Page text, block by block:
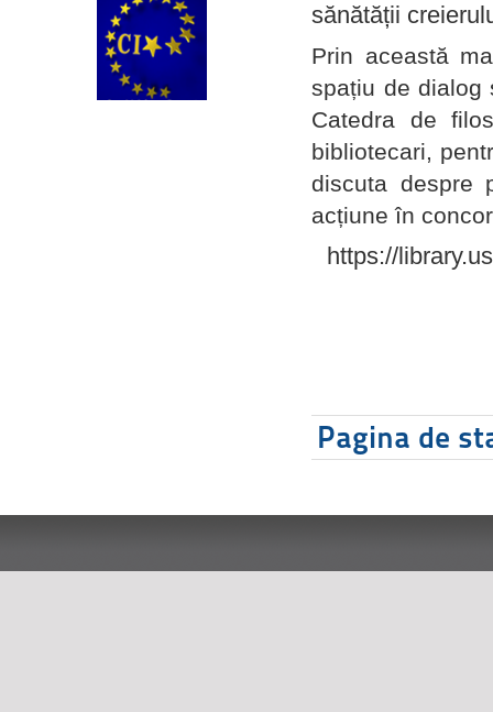
sănătății
Prin această
spațiu de dialog
Catedra de
bibliotecari,
discuta despre
acțiune în
https://
Pagina de